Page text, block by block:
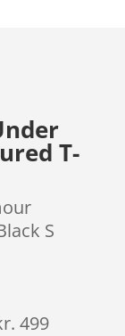
T-
S
499